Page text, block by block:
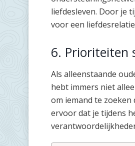
liefdesleven. Door je
voor een
6. Prioriteiten
Als alleenstaande
hebt immers niet
om iemand te
ervoor dat je tijdens